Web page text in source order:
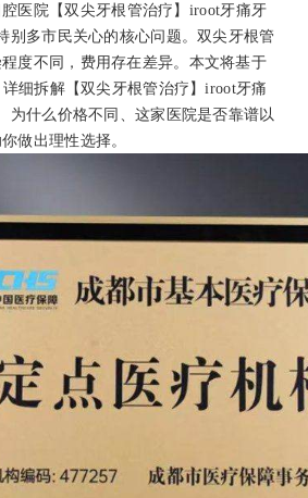
医院【双尖牙根管治疗】iroot牙痛牙
别多市民关心的核心问题。双尖牙根管
度不同，费用存在差异。本文将基于
细拆解【双尖牙根管治疗】iroot牙痛
为什么价格不同、这家医院是否靠谱以
做出理性选择。